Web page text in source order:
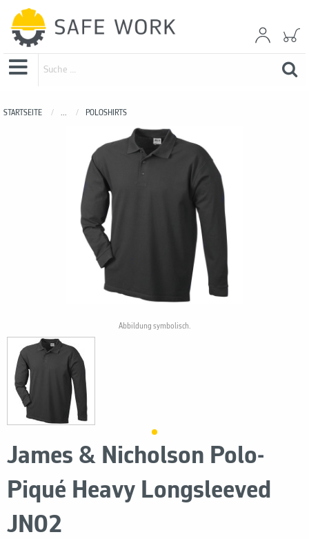
STARTSEITE ... POLOSHIRTS
James & Nicholson Polo-
Piqué Heavy Longsleeved
JN02
Abbildung symbolisch.